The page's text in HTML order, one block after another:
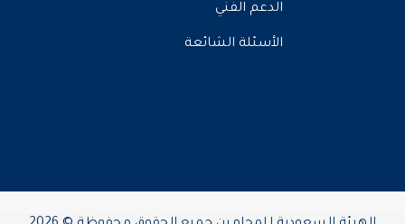
الدعم الفني
الأسئلة الشائعة